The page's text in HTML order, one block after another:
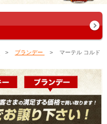
ブランデー
マーテル コルド